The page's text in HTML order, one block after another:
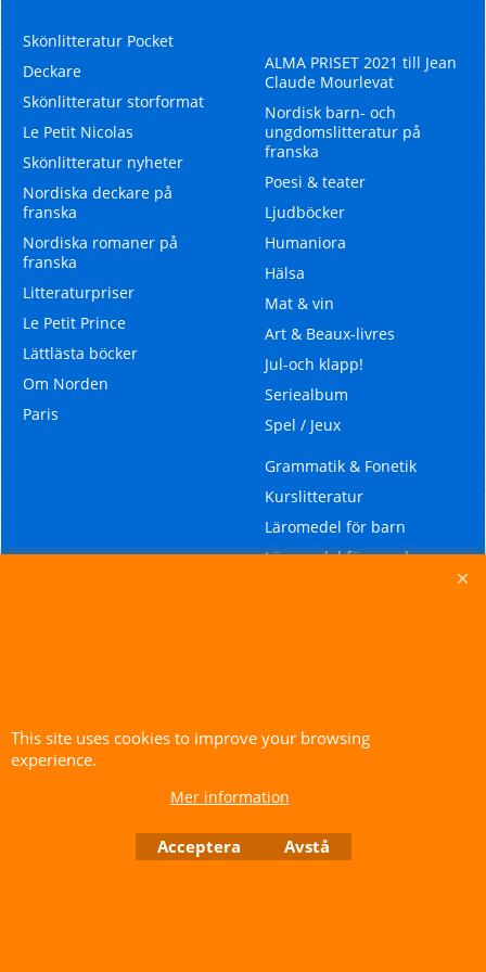
Skönlitteratur Pocket
Deckare
Skönlitteratur storformat
Le Petit Nicolas
Skönlitteratur nyheter
Nordiska deckare på
franska
Nordiska romaner på
franska
Litteraturpriser
Le Petit Prince
Lättlästa böcker
Om Norden
Paris
ALMA PRISET 2021 till Jean
Claude Mourlevat
Nordisk barn- och
ungdomslitteratur på
franska
Poesi & teater
Ljudböcker
Humaniora
Hälsa
Mat & vin
Art & Beaux-livres
Jul-och klapp!
Seriealbum
Spel / Jeux
Grammatik & Fonetik
Kurslitteratur
Läromedel för barn
Läromedel för ungdomar
To create online store ShopFactory eCommerce software was used.
This site uses cookies to improve your browsing
experience.
Mer information
Acceptera Avstå